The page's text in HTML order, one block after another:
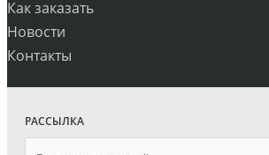
Как заказать
Новости
Контакты
РАССЫЛКА